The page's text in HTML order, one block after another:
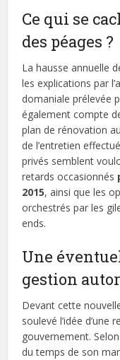
Ce qui se
des péages ?
La hausse annuelle
les explications par
domaniale prélevée
également compte
plan de rénovation
de l’entretien
privés semblent
retards occasionnés
2015, ainsi que les
orchestrés par les
ends.
Une
gestion
Devant cette
soulevé l’idée
gouvernement.
du temps de son